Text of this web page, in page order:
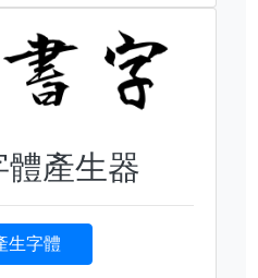
體產生器
生字體